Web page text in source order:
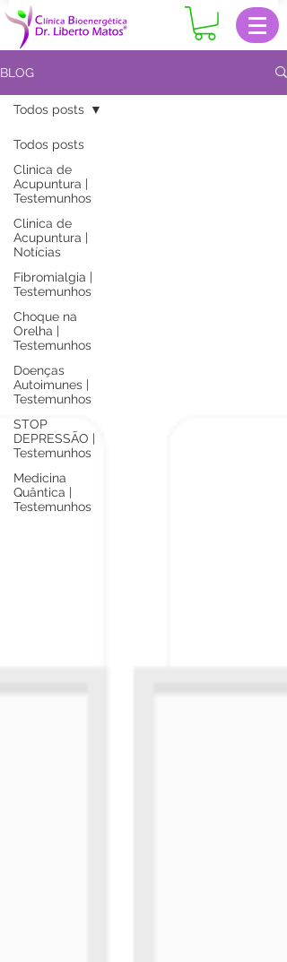
BLOG
Todos posts
Clinica de
Acupuntura |
Testemunhos
Clinica de
Acupuntura |
Notícias
Fibromialgia |
Testemunhos
Choque na
Orelha |
Testemunhos
Doenças
Autoimunes |
Testemunhos
STOP
DEPRESSÃO |
Testemunhos
Medicina
Quântica |
Testemunhos
Todos posts